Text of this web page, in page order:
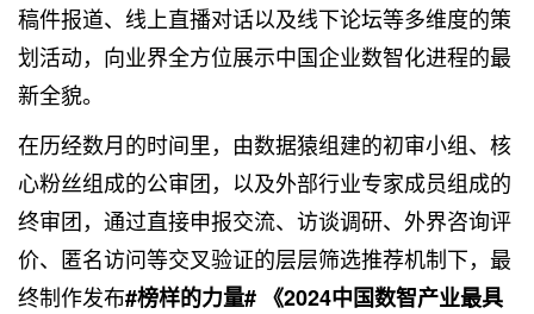
稿件报道、线上直播对话以及线下论坛等多维度的策
划活动，向业界全方位展示中国企业数智化进程的最
新全貌。
在历经数月的时间里，由数据猿组建的初审小组、核
心粉丝组成的公审团，以及外部行业专家成员组成的
终审团，通过直接申报交流、访谈调研、外界咨询评
价、匿名访问等交叉验证的层层筛选推荐机制下，最
终制作发布#榜样的力量# 《2024中国数智产业最具